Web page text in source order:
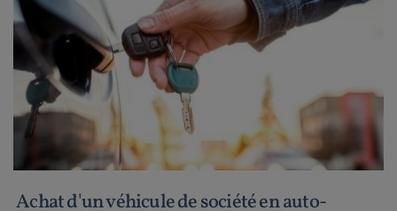
Achat d'un véhicule de société en auto-